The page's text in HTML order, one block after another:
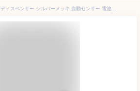
Cheftick 自動ソープディスペンサー シルバーメッキ 自動センサー 電池式 500ml大容量 赤外線センサ 漏れ防止 5段階吐出量調節 多種類のソープ液体に適用 キッチン/洗面所/台所用